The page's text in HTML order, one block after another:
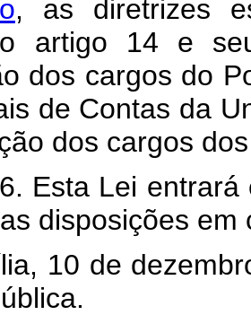
, as diretrizes
artigo 14 e
dos cargos do
de Contas da
dos cargos
Esta Lei
disposições em
de dezembro